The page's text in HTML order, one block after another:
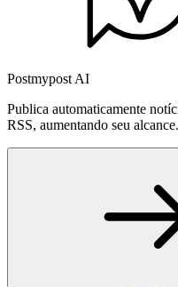
Postmypost AI
Publica automaticamente
RSS, aumentando seu alcance.